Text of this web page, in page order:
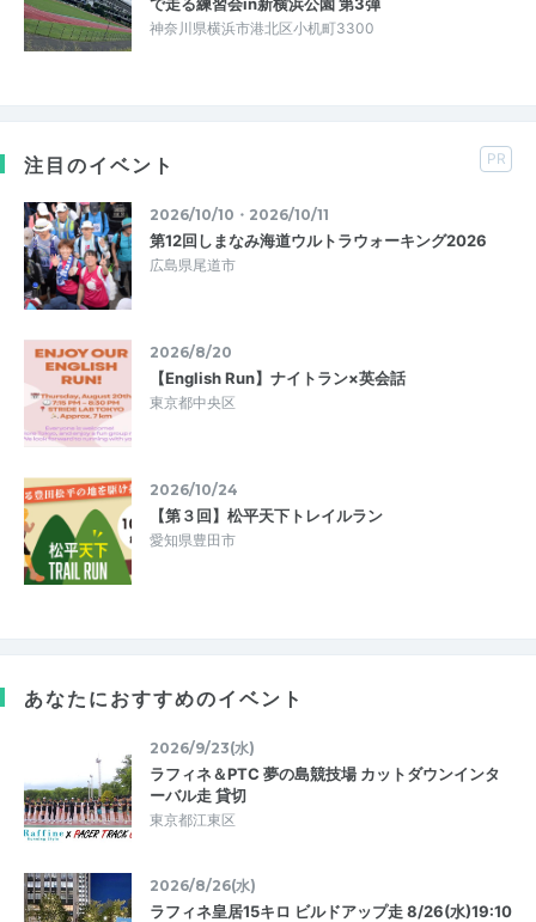
神奈川県横浜市港北区小机町3300
注目のイベント PR
2026/10/10・2026/10/11
第12回しまなみ海道ウルトラウォーキング2026
広島県尾道市
2026/8/20
【English Run】ナイトラン×英会話
東京都中央区
2026/10/24
【第３回】松平天下トレイルラン
愛知県豊田市
あなたにおすすめのイベント
2026/9/23(水)
ラフィネ＆PTC 夢の島競技場 カットダウンインタ
ーバル走 貸切
東京都江東区
2026/8/26(水)
ラフィネ皇居15キロ ビルドアップ走 8/26(水)19:10